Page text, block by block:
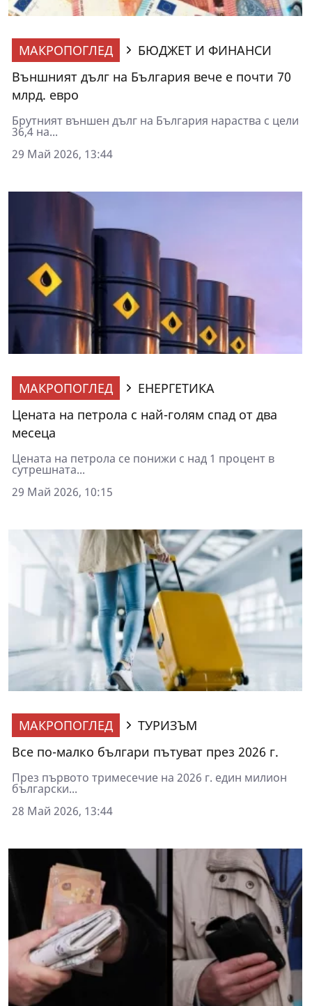
МАКРОПОГЛЕД
БЮДЖЕТ И ФИНАНСИ
Външният дълг на България вече е почти 70
млрд. евро
Брутният външен дълг на България нараства с цели
36,4 на...
29 Май 2026, 13:44
МАКРОПОГЛЕД
ЕНЕРГЕТИКА
Цената на петрола с най-голям спад от два
месеца
Цената на петрола се понижи с над 1 процент в
сутрешната...
29 Май 2026, 10:15
МАКРОПОГЛЕД
ТУРИЗЪМ
Все по-малко българи пътуват през 2026 г.
През първото тримесечие на 2026 г. един милион
български...
28 Май 2026, 13:44